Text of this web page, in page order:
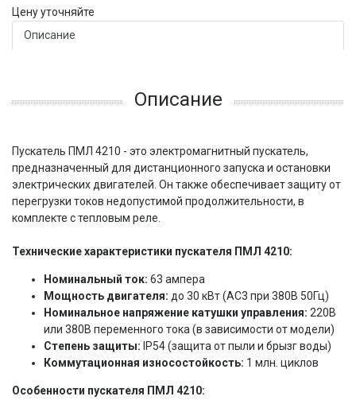
Цену уточняйте
Описание
Описание
Пускатель ПМЛ 4210 - это электромагнитный пускатель,
предназначенный для дистанционного запуска и остановки
электрических двигателей. Он также обеспечивает защиту от
перегрузки токов недопустимой продолжительности, в
комплекте с тепловым реле.
Технические характеристики пускателя ПМЛ 4210:
Номинальный ток: 63 ампера
Мощность двигателя: до 30 кВт (АС3 при 380В 50Гц)
Номинальное напряжение катушки управления: 220В
или 380В переменного тока (в зависимости от модели)
Степень защиты: IP54 (защита от пыли и брызг воды)
Коммутационная износостойкость: 1 млн. циклов
Особенности пускателя ПМЛ 4210: